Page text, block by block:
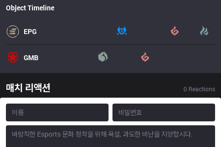
Object Timeline
EPG
GMB
매치 리액션 0 Reactions